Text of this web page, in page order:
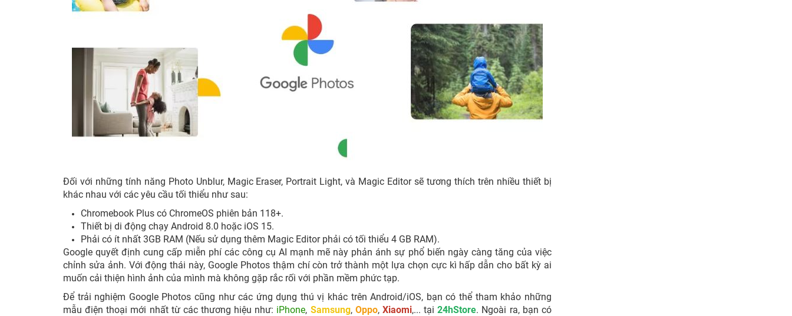
Đối với những tính năng Photo Unblur, Magic Eraser, Portrait Light, và Magic Editor sẽ tương thích trên nhiều thiết bị
khác nhau với các yêu cầu tối thiểu như sau:
Chromebook Plus có ChromeOS phiên bản 118+.
Thiết bị di động chạy Android 8.0 hoặc iOS 15.
Phải có ít nhất 3GB RAM (Nếu sử dụng thêm Magic Editor phải có tối thiểu 4 GB RAM).
Google quyết định cung cấp miễn phí các công cụ AI mạnh mẽ này phản ánh sự phổ biến ngày càng tăng của việc
chỉnh sửa ảnh. Với động thái này, Google Photos thậm chí còn trở thành một lựa chọn cực kì hấp dẫn cho bất kỳ ai
muốn cải thiện hình ảnh của mình mà không gặp rắc rối với phần mềm phức tạp.
Để trải nghiệm Google Photos cũng như các ứng dụng thú vị khác trên Android/iOS, bạn có thể tham khảo những
mẫu điện thoại mới nhất từ các thương hiệu như: iPhone, Samsung, Oppo, Xiaomi,... tại 24hStore. Ngoài ra, bạn có